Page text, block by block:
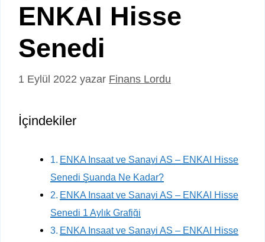
ENKAI Hisse
Senedi
1 Eylül 2022 yazar Finans Lordu
İçindekiler
ENKA Insaat ve Sanayi AS – ENKAI Hisse
Senedi Şuanda Ne Kadar?
ENKA Insaat ve Sanayi AS – ENKAI Hisse
Senedi 1 Aylık Grafiği
ENKA Insaat ve Sanayi AS – ENKAI Hisse